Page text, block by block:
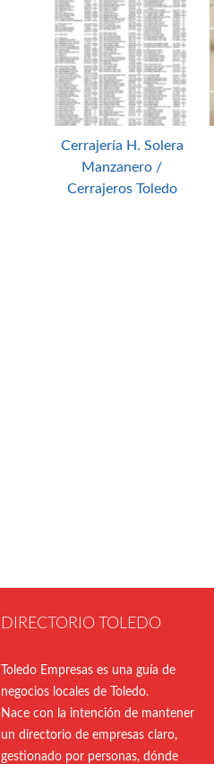
Cerrajería H. Solera
Manzanero /
Cerrajeros Toledo
DIRECTORIO TOLEDO
Toledo Empresas es una guía de
negocios locales de Toledo.
Nace con la intención de mantener
un directorio de empresas claro,
gestionado por personas, dónde